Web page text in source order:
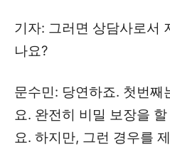
기자: 그러면 상담사로서
나요?
문수민: 당연하죠. 첫번째
요. 완전히 비밀 보장을
요. 하지만, 그런 경우를